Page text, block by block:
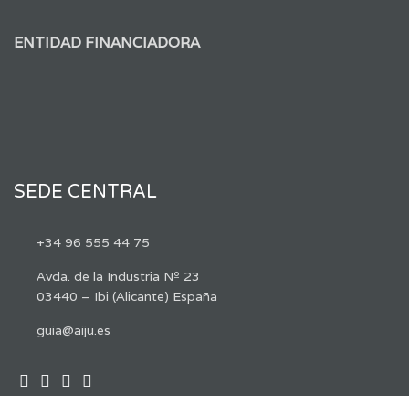
ENTIDAD FINANCIADORA
SEDE CENTRAL
+34 96 555 44 75
Avda. de la Industria Nº 23
03440 – Ibi (Alicante) España
guia@aiju.es